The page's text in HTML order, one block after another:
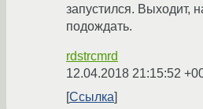
запустился. Выходит,
подождать.
rdstrcmrd
12.04.2018 21:15:52
Ссылка